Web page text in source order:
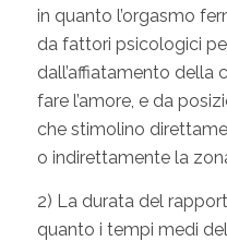
in quanto l’orgasmo
da fattori psicologici
dall’affiatamento della
fare l’amore, e da
che stimolino
o indirettamente la
2) La durata del
quanto i tempi medi